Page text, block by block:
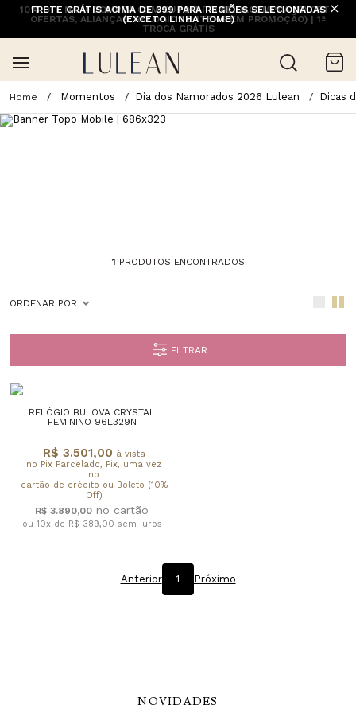
10% OFF NA 1ª COMPRA COM CUPOM PRIMEIRACOMPRA (EXCETO
OFERTAS, ALIANÇAS, RELÓGIOS E ITENS EM PROMOÇÃO) | 1ª
TROCA GRÁTIS
FRETE GRÁTIS ACIMA DE 399 PARA REGIÕES SELECIONADAS
(EXCETO LINHA HOME)
Momentos Dia dos Namorados 2026 Lulean Dicas
1 PRODUTOS ENCONTRADOS
ORDENAR POR
FILTRAR
RELÓGIO BULOVA CRYSTAL
FEMININO 96L329N
R$ 3.501,00 à vista
no Pix Parcelado, Pix, uma vez
no
cartão de crédito ou Boleto (10%
Off)
R$ 3.890,00
ou 10x de R$ 389,00 sem juros
Anterior 1 Próximo
NOVIDADES